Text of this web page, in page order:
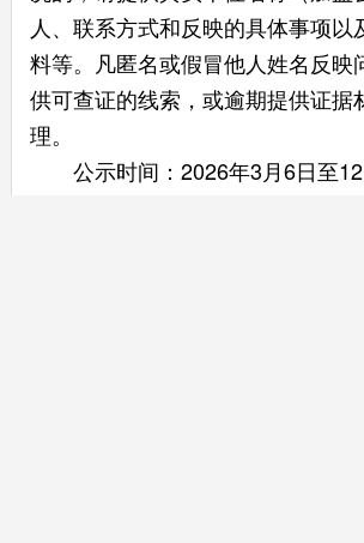
人、联系方式和反映的具体事项以
料等。凡匿名或假冒他人姓名反映
供可查证的线索，或逾期提供证据
理。
公示时间：2026年3月6日至12